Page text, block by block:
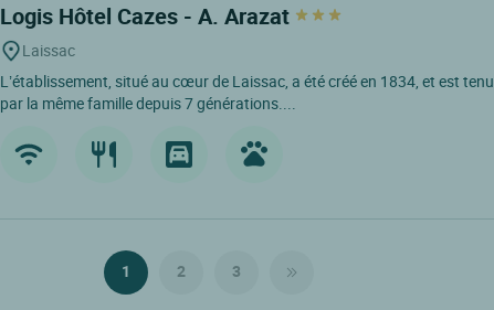
Logis Hôtel Cazes - A. Arazat
Laissac
L’établissement, situé au cœur de Laissac, a été créé en 1834, et est tenu
par la même famille depuis 7 générations....
1 2 3